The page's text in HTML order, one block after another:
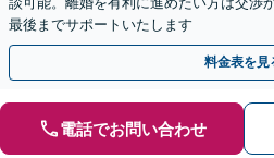
最後までサポートいたします
料金表を見
電話でお問い合わせ